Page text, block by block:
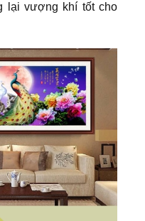
lại vượng khí tốt cho